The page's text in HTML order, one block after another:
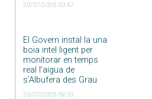
20/07/2026 03:47
El Govern instal·la una
boia intel·ligent per
monitorar en temps
real l’aigua de
s’Albufera des Grau
20/07/2026 09:33